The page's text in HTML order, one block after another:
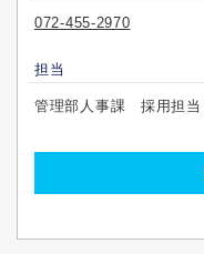
072-455-2970
担当
管理部人事課 採用担当